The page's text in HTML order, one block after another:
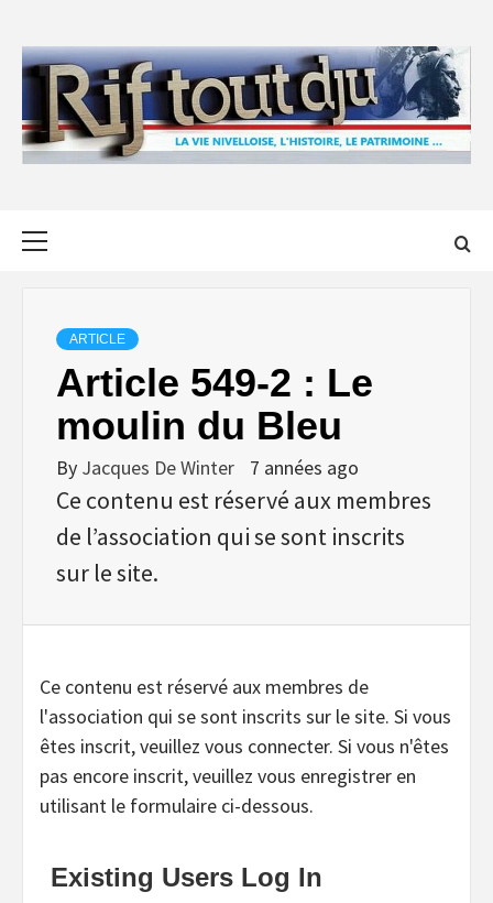
content
ARTICLE
Article 549-2 : Le
moulin du Bleu
By Jacques De Winter 7 années ago
Ce contenu est réservé aux membres
de l’association qui se sont inscrits
sur le site.
Ce contenu est réservé aux membres de
l'association qui se sont inscrits sur le site. Si vous
êtes inscrit, veuillez vous connecter. Si vous n'êtes
pas encore inscrit, veuillez vous enregistrer en
utilisant le formulaire ci-dessous.
Existing Users Log In